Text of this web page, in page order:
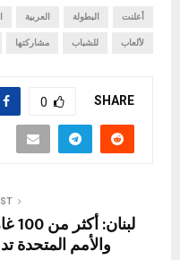
أعلنت البطولة العربية
لألعاب للشباب مشاركتها
SHARE
0
والأمم المتحدة